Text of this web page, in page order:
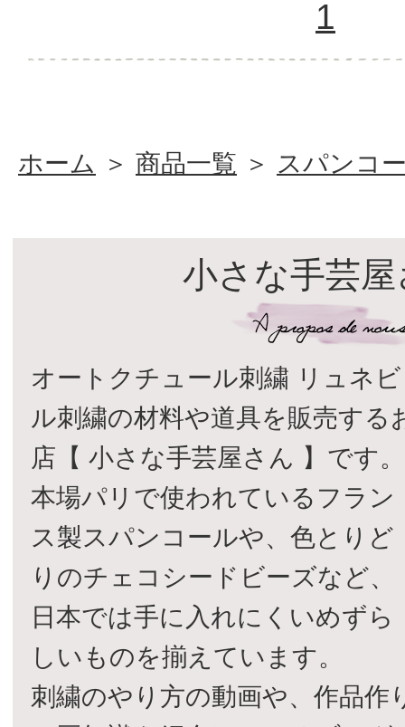
1
ホーム ＞ 商品一覧 ＞ スパンコ
小さな手芸
オートクチュール刺繍 リュネビ
ル刺繍の材料や道具を販売する
店【 小さな手芸屋さん 】です。
本場パリで使われているフラン
ス製スパンコールや、色とりど
りのチェコシードビーズなど、
日本では手に入れにくいめずら
しいものを揃えています。
刺繍のやり方の動画や、作品作